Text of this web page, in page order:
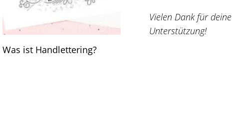
Was ist Handlettering?
Vielen Dank für deine
Unterstützung!